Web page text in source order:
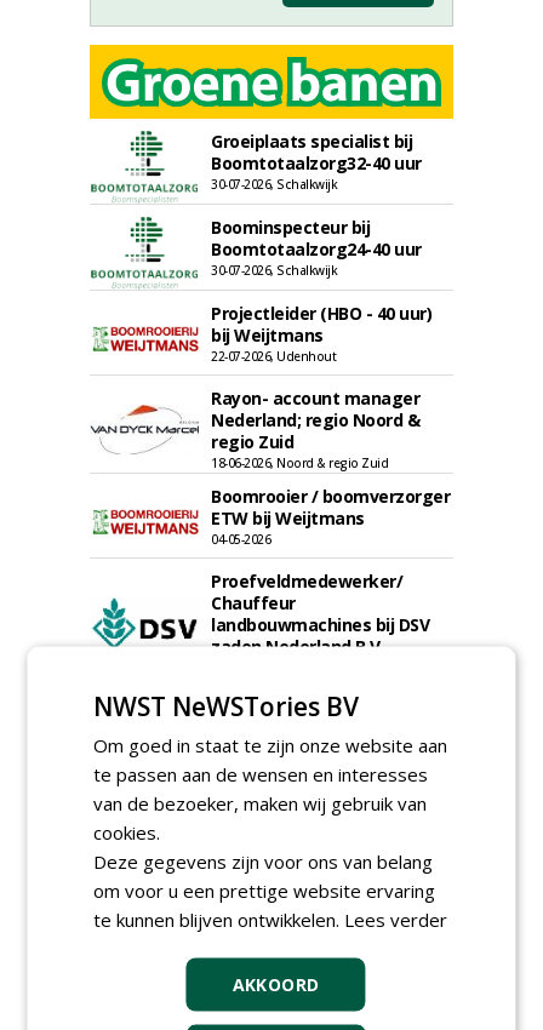
Groeiplaats specialist bij
Boomtotaalzorg32-40 uur
30-07-2026, Schalkwijk
Boominspecteur bij
Boomtotaalzorg24-40 uur
30-07-2026, Schalkwijk
Projectleider (HBO - 40 uur)
bij Weijtmans
22-07-2026, Udenhout
Rayon- account manager
Nederland; regio Noord &
regio Zuid
18-06-2026, Noord & regio Zuid
Boomrooier / boomverzorger
ETW bij Weijtmans
04-05-2026
Proefveldmedewerker/
Chauffeur
landbouwmachines bij DSV
zaden Nederland B.V.
Kasmedewerker (fulltime) bij
DSV zaden Nederland B.V.
06-08-2026, Ven-Zelderheide
Allround
magazijnmedewerker
Nederland B.V.
06-08-2026, Ven Zelderheide
meer Groene Banen
NWST NeWSTories BV
Om goed in staat te zijn onze website aan
te passen aan de wensen en interesses
van de bezoeker, maken wij gebruik van
cookies.
Deze gegevens zijn voor ons van belang
om voor u een prettige website ervaring
te kunnen blijven ontwikkelen. Lees verder
AKKOORD